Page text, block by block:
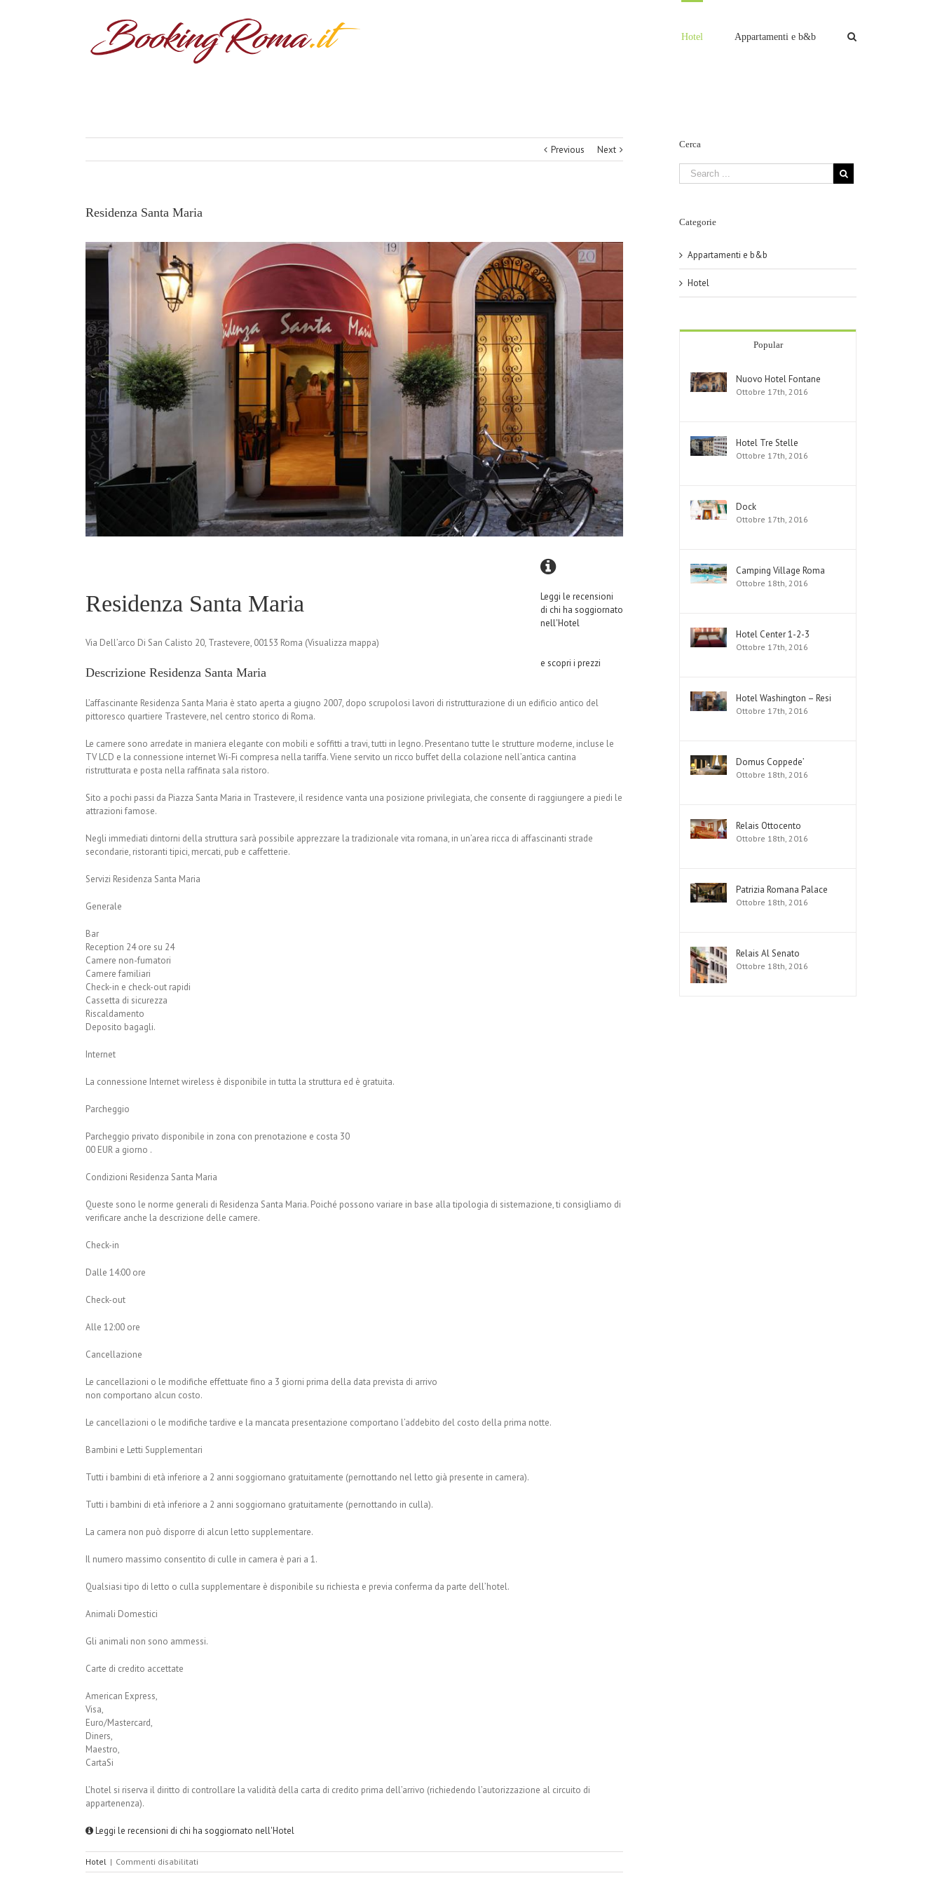
Hotel Appartamenti e b&b
Previous Next
Residenza Santa Maria
View
Larger
Leggi le recensioni
di chi ha soggiornato
nell'Hotel
e scopri i prezzi
Residenza Santa Maria
Via Dell’arco Di San Calisto 20, Trastevere, 00153 Roma (Visualizza mappa)
Descrizione Residenza Santa Maria
L’affascinante Residenza Santa Maria è stato aperta a giugno 2007, dopo scrupolosi lavori di ristrutturazione di un edificio antico del
pittoresco quartiere Trastevere, nel centro storico di Roma.
Le camere sono arredate in maniera elegante con mobili e soffitti a travi, tutti in legno. Presentano tutte le strutture moderne, incluse le
TV LCD e la connessione internet Wi-Fi compresa nella tariffa. Viene servito un ricco buffet della colazione nell’antica cantina
ristrutturata e posta nella raffinata sala ristoro.
Sito a pochi passi da Piazza Santa Maria in Trastevere, il residence vanta una posizione privilegiata, che consente di raggiungere a piedi le
attrazioni famose.
Negli immediati dintorni della struttura sarà possibile apprezzare la tradizionale vita romana, in un’area ricca di affascinanti strade
secondarie, ristoranti tipici, mercati, pub e caffetterie.
Servizi Residenza Santa Maria
Generale
Bar
Reception 24 ore su 24
Camere non-fumatori
Camere familiari
Check-in e check-out rapidi
Cassetta di sicurezza
Riscaldamento
Deposito bagagli.
Internet
La connessione Internet wireless è disponibile in tutta la struttura ed è gratuita.
Parcheggio
Parcheggio privato disponibile in zona con prenotazione e costa 30
00 EUR a giorno .
Condizioni Residenza Santa Maria
Queste sono le norme generali di Residenza Santa Maria. Poiché possono variare in base alla tipologia di sistemazione, ti consigliamo di
verificare anche la descrizione delle camere.
Check-in
Dalle 14:00 ore
Check-out
Alle 12:00 ore
Cancellazione
Le cancellazioni o le modifiche effettuate fino a 3 giorni prima della data prevista di arrivo
non comportano alcun costo.
Le cancellazioni o le modifiche tardive e la mancata presentazione comportano l’addebito del costo della prima notte.
Bambini e Letti Supplementari
Tutti i bambini di età inferiore a 2 anni soggiornano gratuitamente (pernottando nel letto già presente in camera).
Tutti i bambini di età inferiore a 2 anni soggiornano gratuitamente (pernottando in culla).
La camera non può disporre di alcun letto supplementare.
Il numero massimo consentito di culle in camera è pari a 1.
Qualsiasi tipo di letto o culla supplementare è disponibile su richiesta e previa conferma da parte dell’hotel.
Animali Domestici
Gli animali non sono ammessi.
Carte di credito accettate
American Express,
Visa,
Euro/Mastercard,
Diners,
Maestro,
CartaSi
L’hotel si riserva il diritto di controllare la validità della carta di credito prima dell’arrivo (richiedendo l’autorizzazione al circuito di
appartenenza).
Leggi le recensioni di chi ha soggiornato nell'Hotel
Hotel | Commenti disabilitati
Residenza
Cerca
Categorie
Appartamenti e b&b
Hotel
Popular
Nuovo Hotel Fontane
Ottobre 17th, 2016
Hotel Tre Stelle
Ottobre 17th, 2016
Dock
Ottobre 17th, 2016
Camping Village Roma
Ottobre 18th, 2016
Hotel Center 1-2-3
Ottobre 17th, 2016
Hotel Washington – Resi
Ottobre 17th, 2016
Domus Coppede’
Ottobre 18th, 2016
Relais Ottocento
Ottobre 18th, 2016
Patrizia Romana Palace
Ottobre 18th, 2016
Relais Al Senato
Ottobre 18th, 2016